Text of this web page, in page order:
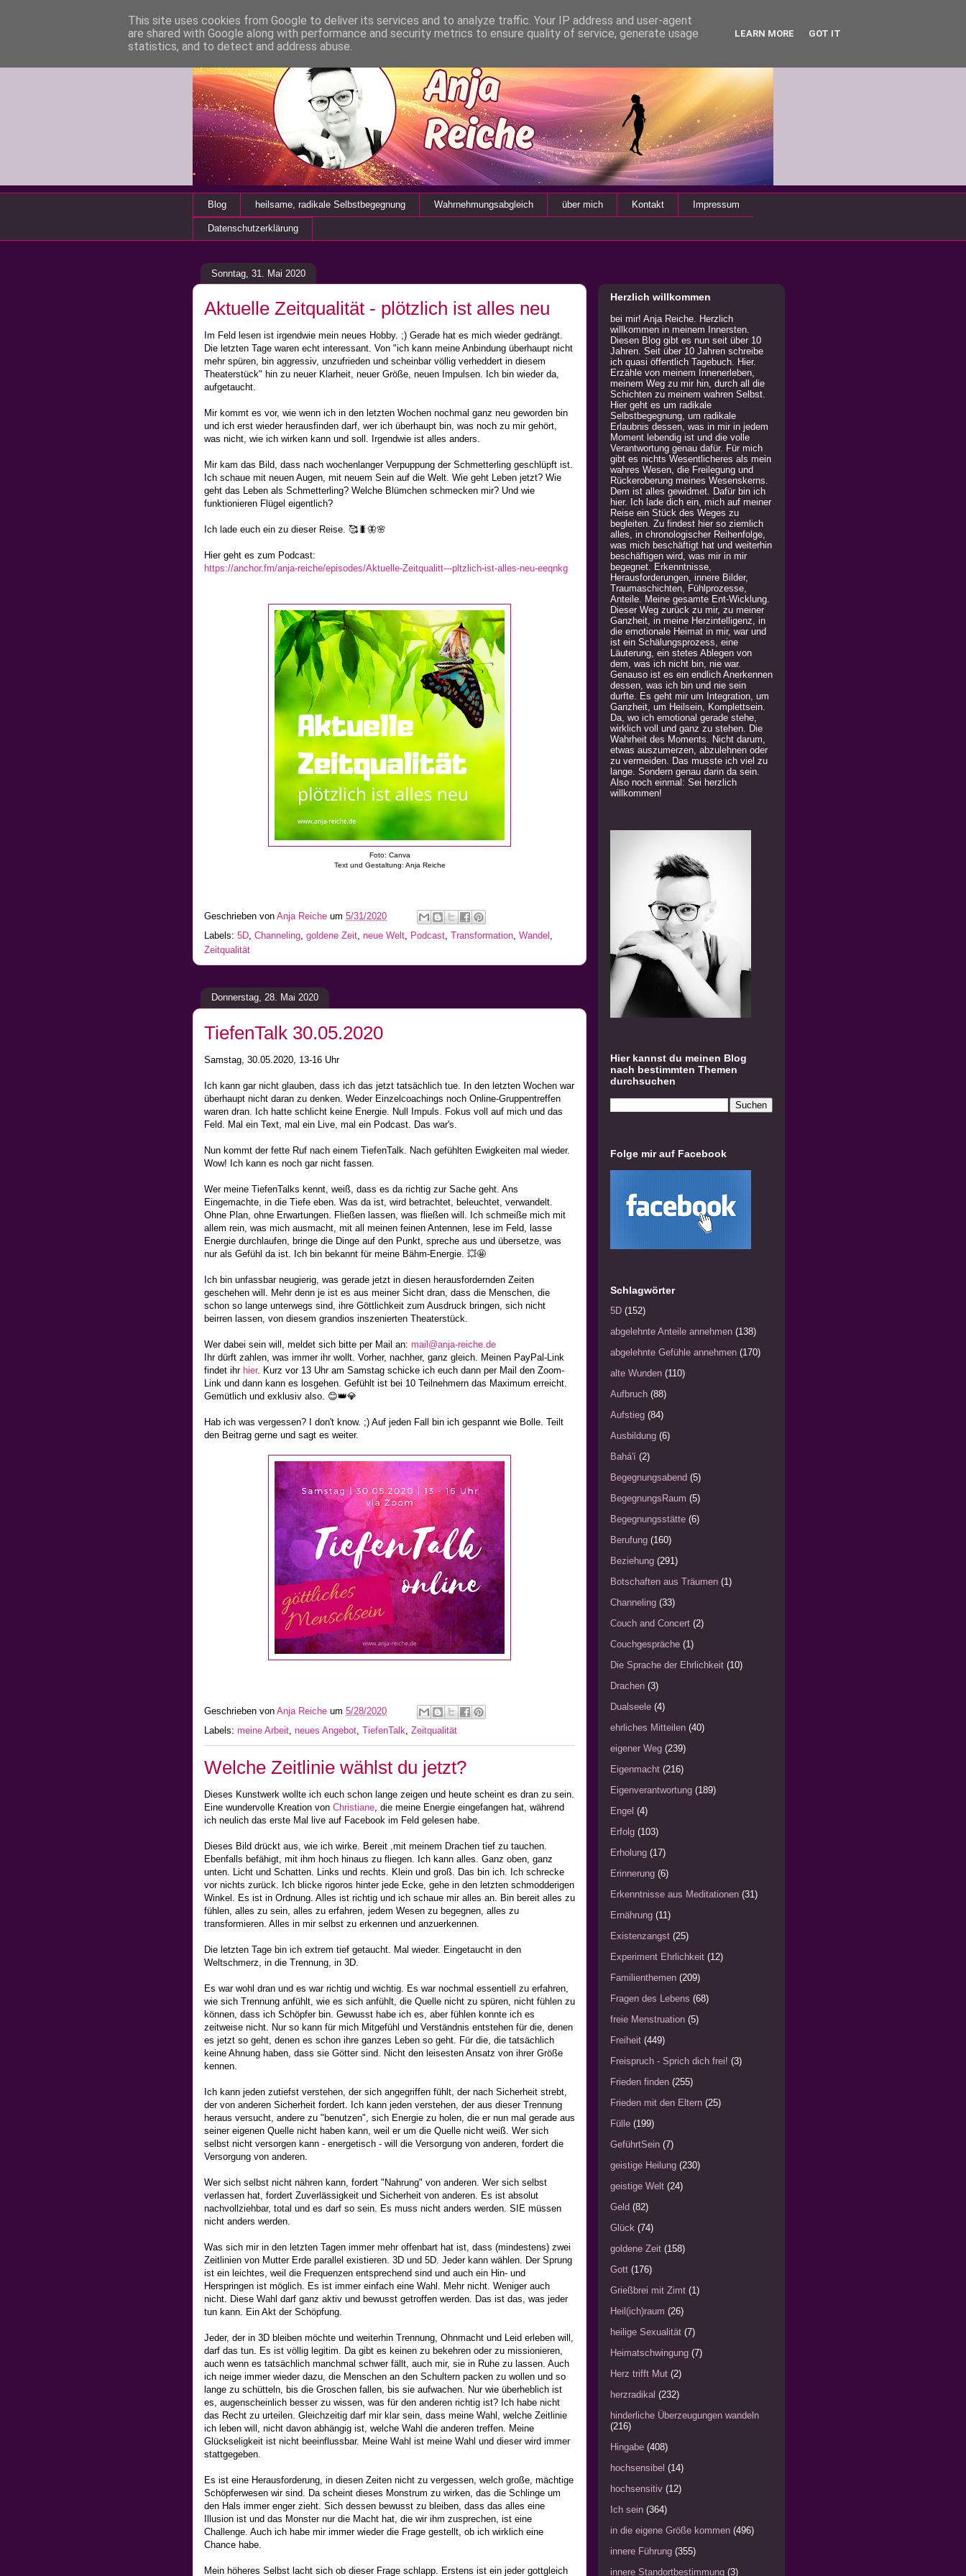
Blog heilsame, radikale Selbstbegegnung Wahrnehmungsabgleich über mich Kontakt Impressum
Datenschutzerklärung
Sonntag, 31. Mai 2020
Aktuelle Zeitqualität - plötzlich ist alles neu
Im Feld lesen ist irgendwie mein neues Hobby. ;) Gerade hat es mich wieder gedrängt.
Die letzten Tage waren echt interessant. Von "ich kann meine Anbindung überhaupt nicht
mehr spüren, bin aggressiv, unzufrieden und scheinbar völlig verheddert in diesem
Theaterstück" hin zu neuer Klarheit, neuer Größe, neuen Impulsen. Ich bin wieder da,
aufgetaucht.
Mir kommt es vor, wie wenn ich in den letzten Wochen nochmal ganz neu geworden bin
und ich erst wieder herausfinden darf, wer ich überhaupt bin, was noch zu mir gehört,
was nicht, wie ich wirken kann und soll. Irgendwie ist alles anders.
Mir kam das Bild, dass nach wochenlanger Verpuppung der Schmetterling geschlüpft ist.
Ich schaue mit neuen Augen, mit neuem Sein auf die Welt. Wie geht Leben jetzt? Wie
geht das Leben als Schmetterling? Welche Blümchen schmecken mir? Und wie
funktionieren Flügel eigentlich?
Ich lade euch ein zu dieser Reise. 🥰🐛🦋🌸
Hier geht es zum Podcast:
https://anchor.fm/anja-reiche/episodes/Aktuelle-Zeitqualitt---pltzlich-ist-alles-neu-eeqnkg
Foto: Canva
Text und Gestaltung: Anja Reiche
Geschrieben von Anja Reiche um 5/31/2020
Labels: 5D Channeling goldene Zeit neue Welt Podcast Transformation Wandel
Zeitqualität
Donnerstag, 28. Mai 2020
TiefenTalk 30.05.2020
Samstag, 30.05.2020, 13-16 Uhr
Ich kann gar nicht glauben, dass ich das jetzt tatsächlich tue. In den letzten Wochen war
überhaupt nicht daran zu denken. Weder Einzelcoachings noch Online-Gruppentreffen
waren dran. Ich hatte schlicht keine Energie. Null Impuls. Fokus voll auf mich und das
Feld. Mal ein Text, mal ein Live, mal ein Podcast. Das war's.
Nun kommt der fette Ruf nach einem TiefenTalk. Nach gefühlten Ewigkeiten mal wieder.
Wow! Ich kann es noch gar nicht fassen.
Wer meine TiefenTalks kennt, weiß, dass es da richtig zur Sache geht. Ans
Eingemachte, in die Tiefe eben. Was da ist, wird betrachtet, beleuchtet, verwandelt.
Ohne Plan, ohne Erwartungen. Fließen lassen, was fließen will. Ich schmeiße mich mit
allem rein, was mich ausmacht, mit all meinen feinen Antennen, lese im Feld, lasse
Energie durchlaufen, bringe die Dinge auf den Punkt, spreche aus und übersetze, was
nur als Gefühl da ist. Ich bin bekannt für meine Bähm-Energie. 💥🤩
Ich bin unfassbar neugierig, was gerade jetzt in diesen herausfordernden Zeiten
geschehen will. Mehr denn je ist es aus meiner Sicht dran, dass die Menschen, die
schon so lange unterwegs sind, ihre Göttlichkeit zum Ausdruck bringen, sich nicht
beirren lassen, von diesem grandios inszenierten Theaterstück.
Wer dabei sein will, meldet sich bitte per Mail an: mail@anja-reiche.de
Ihr dürft zahlen, was immer ihr wollt. Vorher, nachher, ganz gleich. Meinen PayPal-Link
findet ihr hier. Kurz vor 13 Uhr am Samstag schicke ich euch dann per Mail den Zoom-
Link und dann kann es losgehen. Gefühlt ist bei 10 Teilnehmern das Maximum erreicht.
Gemütlich und exklusiv also. 😊👑💎
Hab ich was vergessen? I don't know. ;) Auf jeden Fall bin ich gespannt wie Bolle. Teilt
den Beitrag gerne und sagt es weiter.
Geschrieben von Anja Reiche um 5/28/2020
Labels: meine Arbeit neues Angebot TiefenTalk Zeitqualität
Welche Zeitlinie wählst du jetzt?
Dieses Kunstwerk wollte ich euch schon lange zeigen und heute scheint es dran zu sein.
Eine wundervolle Kreation von Christiane , die meine Energie eingefangen hat, während
ich neulich das erste Mal live auf Facebook im Feld gelesen habe.
Dieses Bild drückt aus, wie ich wirke. Bereit ,mit meinem Drachen tief zu tauchen.
Ebenfalls befähigt, mit ihm hoch hinaus zu fliegen. Ich kann alles. Ganz oben, ganz
unten. Licht und Schatten. Links und rechts. Klein und groß. Das bin ich. Ich schrecke
vor nichts zurück. Ich blicke rigoros hinter jede Ecke, gehe in den letzten schmodderigen
Winkel. Es ist in Ordnung. Alles ist richtig und ich schaue mir alles an. Bin bereit alles zu
fühlen, alles zu sein, alles zu erfahren, jedem Wesen zu begegnen, alles zu
transformieren. Alles in mir selbst zu erkennen und anzuerkennen.
Die letzten Tage bin ich extrem tief getaucht. Mal wieder. Eingetaucht in den
Weltschmerz, in die Trennung, in 3D.
Es war wohl dran und es war richtig und wichtig. Es war nochmal essentiell zu erfahren,
wie sich Trennung anfühlt, wie es sich anfühlt, die Quelle nicht zu spüren, nicht fühlen zu
können, dass ich Schöpfer bin. Gewusst habe ich es, aber fühlen konnte ich es
zeitweise nicht. Nur so kann für mich Mitgefühl und Verständnis entstehen für die, denen
es jetzt so geht, denen es schon ihre ganzes Leben so geht. Für die, die tatsächlich
keine Ahnung haben, dass sie Götter sind. Nicht den leisesten Ansatz von ihrer Größe
kennen.
Ich kann jeden zutiefst verstehen, der sich angegriffen fühlt, der nach Sicherheit strebt,
der von anderen Sicherheit fordert. Ich kann jeden verstehen, der aus dieser Trennung
heraus versucht, andere zu "benutzen", sich Energie zu holen, die er nun mal gerade aus
seiner eigenen Quelle nicht haben kann, weil er um die Quelle nicht weiß. Wer sich
selbst nicht versorgen kann - energetisch - will die Versorgung von anderen, fordert die
Versorgung von anderen.
Wer sich selbst nicht nähren kann, fordert "Nahrung" von anderen. Wer sich selbst
verlassen hat, fordert Zuverlässigkeit und Sicherheit von anderen. Es ist absolut
nachvollziehbar, total und es darf so sein. Es muss nicht anders werden. SIE müssen
nicht anders werden.
Was sich mir in den letzten Tagen immer mehr offenbart hat ist, dass (mindestens) zwei
Zeitlinien von Mutter Erde parallel existieren. 3D und 5D. Jeder kann wählen. Der Sprung
ist ein leichtes, weil die Frequenzen entsprechend sind und auch ein Hin- und
Herspringen ist möglich. Es ist immer einfach eine Wahl. Mehr nicht. Weniger auch
nicht. Diese Wahl darf ganz aktiv und bewusst getroffen werden. Das ist das, was jeder
tun kann. Ein Akt der Schöpfung.
Jeder, der in 3D bleiben möchte und weiterhin Trennung, Ohnmacht und Leid erleben will,
darf das tun. Es ist völlig legitim. Da gibt es keinen zu bekehren oder zu missionieren,
auch wenn es tatsächlich manchmal schwer fällt, auch mir, sie in Ruhe zu lassen. Auch
ich neige immer wieder dazu, die Menschen an den Schultern packen zu wollen und so
lange zu schütteln, bis die Groschen fallen, bis sie aufwachen. Nur wie überheblich ist
es, augenscheinlich besser zu wissen, was für den anderen richtig ist? Ich habe nicht
das Recht zu urteilen. Gleichzeitig darf mir klar sein, dass meine Wahl, welche Zeitlinie
ich leben will, nicht davon abhängig ist, welche Wahl die anderen treffen. Meine
Glückseligkeit ist nicht beeinflussbar. Meine Wahl ist meine Wahl und dieser wird immer
stattgegeben.
Es ist eine Herausforderung, in diesen Zeiten nicht zu vergessen, welch große, mächtige
Schöpferwesen wir sind. Da scheint dieses Monstrum zu wirken, das die Schlinge um
den Hals immer enger zieht. Sich dessen bewusst zu bleiben, dass das alles eine
Illusion ist und das Monster nur die Macht hat, die wir ihm zusprechen, ist eine
Challenge. Auch ich habe mir immer wieder die Frage gestellt, ob ich wirklich eine
Chance habe.
Mein höheres Selbst lacht sich ob dieser Frage schlapp. Erstens ist ein jeder gottgleich
Herzlich willkommen
bei mir! Anja Reiche. Herzlich
willkommen in meinem Innersten.
Diesen Blog gibt es nun seit über 10
Jahren. Seit über 10 Jahren schreibe
ich quasi öffentlich Tagebuch. Hier.
Erzähle von meinem Innenerleben,
meinem Weg zu mir hin, durch all die
Schichten zu meinem wahren Selbst.
Hier geht es um radikale
Selbstbegegnung, um radikale
Erlaubnis dessen, was in mir in jedem
Moment lebendig ist und die volle
Verantwortung genau dafür. Für mich
gibt es nichts Wesentlicheres als mein
wahres Wesen, die Freilegung und
Rückeroberung meines Wesenskerns.
Dem ist alles gewidmet. Dafür bin ich
hier. Ich lade dich ein, mich auf meiner
Reise ein Stück des Weges zu
begleiten. Zu findest hier so ziemlich
alles, in chronologischer Reihenfolge,
was mich beschäftigt hat und weiterhin
beschäftigen wird, was mir in mir
begegnet. Erkenntnisse,
Herausforderungen, innere Bilder,
Traumaschichten, Fühlprozesse,
Anteile. Meine gesamte Ent-Wicklung.
Dieser Weg zurück zu mir, zu meiner
Ganzheit, in meine Herzintelligenz, in
die emotionale Heimat in mir, war und
ist ein Schälungsprozess, eine
Läuterung, ein stetes Ablegen von
dem, was ich nicht bin, nie war.
Genauso ist es ein endlich Anerkennen
dessen, was ich bin und nie sein
durfte. Es geht mir um Integration, um
Ganzheit, um Heilsein, Komplettsein.
Da, wo ich emotional gerade stehe,
wirklich voll und ganz zu stehen. Die
Wahrheit des Moments. Nicht darum,
etwas auszumerzen, abzulehnen oder
zu vermeiden. Das musste ich viel zu
lange. Sondern genau darin da sein.
Also noch einmal: Sei herzlich
willkommen!
Hier kannst du meinen Blog
nach bestimmten Themen
durchsuchen
Folge mir auf Facebook
Schlagwörter
5D (152)
abgelehnte Anteile annehmen (138)
abgelehnte Gefühle annehmen (170)
alte Wunden (110)
Aufbruch (88)
Aufstieg (84)
Ausbildung (6)
Bahá'í (2)
Begegnungsabend (5)
BegegnungsRaum (5)
Begegnungsstätte (6)
Berufung (160)
Beziehung (291)
Botschaften aus Träumen (1)
Channeling (33)
Couch and Concert (2)
Couchgespräche (1)
Die Sprache der Ehrlichkeit (10)
Drachen (3)
Dualseele (4)
ehrliches Mitteilen (40)
eigener Weg (239)
Eigenmacht (216)
Eigenverantwortung (189)
Engel (4)
Erfolg (103)
Erholung (17)
Erinnerung (6)
Erkenntnisse aus Meditationen (31)
Ernährung (11)
Existenzangst (25)
Experiment Ehrlichkeit (12)
Familienthemen (209)
Fragen des Lebens (68)
freie Menstruation (5)
Freiheit (449)
Freispruch - Sprich dich frei! (3)
Frieden finden (255)
Frieden mit den Eltern (25)
Fülle (199)
GeführtSein (7)
geistige Heilung (230)
geistige Welt (24)
Geld (82)
Glück (74)
goldene Zeit (158)
Gott (176)
Grießbrei mit Zimt (1)
Heil(ich)raum (26)
heilige Sexualität (7)
Heimatschwingung (7)
Herz trifft Mut (2)
herzradikal (232)
hinderliche Überzeugungen wandeln
(216)
Hingabe (408)
hochsensibel (14)
hochsensitiv (12)
Ich sein (364)
in die eigene Größe kommen (496)
innere Führung (355)
innere Standortbestimmung (3)
This site uses cookies from Google to deliver its services and to analyze traffic. Your IP address and user-agent
are shared with Google along with performance and security metrics to ensure quality of service, generate usage
statistics, and to detect and address abuse.
LEARN MORE GOT IT